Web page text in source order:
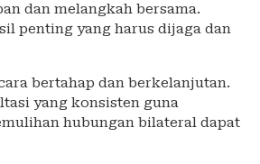
dan melangkah bersama.
penting yang harus dijaga dan
bertahap dan berkelanjutan.
yang konsisten guna
hubungan bilateral dapat